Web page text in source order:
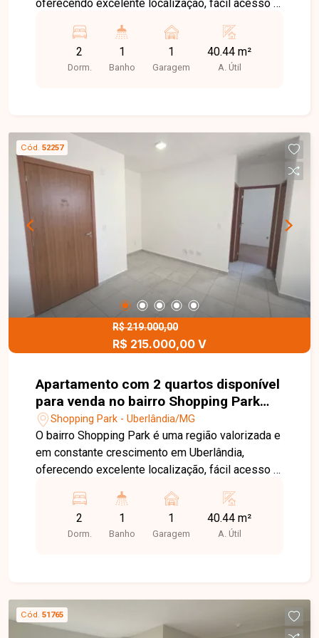
oferecendo excelente localização, fácil acesso e
de lazer. A infraestrutura do bairro proporciona
praticidade e qualidade de vida para toda a
família. Apartamento com ambientes bem
lavanderia independente. Conta ainda com uma
vaga de garagem e está localizado em andar alto
com elevador. Entre os diferenciais, destacam-se
a posição de sol da manhã, telas de proteção nas
janelas e pintura nova, estando pronto para morar.
O condomínio oferece portaria 24 horas e espaço
gourmet, garantindo mais segurança, conforto e
lazer aos moradores. Entre em contato para mais
informações e conheça esta excelente
oportunidade de morar no bairro Shopping Park.
2
Dorm.
1
Banho
1
Garagem
40.44 m²
A. Útil
Cód. 52257
R$ 219.000,00
R$ 215.000,00 V
Apartamento com 2 quartos disponível
para venda no bairro Shopping Park
em Uberlândia-MG
Shopping Park - Uberlândia/MG
O bairro Shopping Park é uma região valorizada e
em constante crescimento em Uberlândia,
oferecendo excelente localização, fácil acesso e
de lazer. A infraestrutura do bairro proporciona
praticidade e qualidade de vida para toda a
família. Apartamento com sala ampla, dois
vaga de garagem e está localizado em andar alto
com elevador. Entre os diferenciais, destacam-se
2
Dorm.
1
Banho
1
Garagem
40.44 m²
A. Útil
Cód. 51765